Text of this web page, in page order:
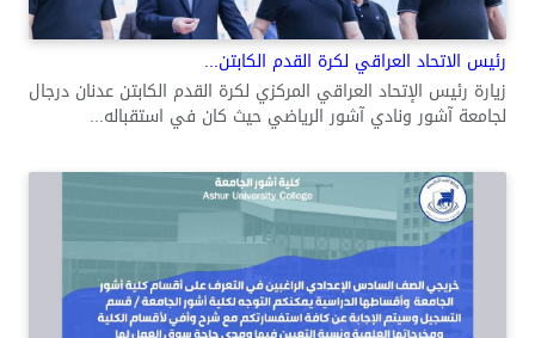
رئيس الاتحاد العراقي لكرة القدم الكابتن...
زيارة رئيس الإتحاد العراقي المركزي لكرة القدم الكابتن عدنان درجال
لجامعة آشور ونادي آشور الرياضي حيث كان في استقباله...